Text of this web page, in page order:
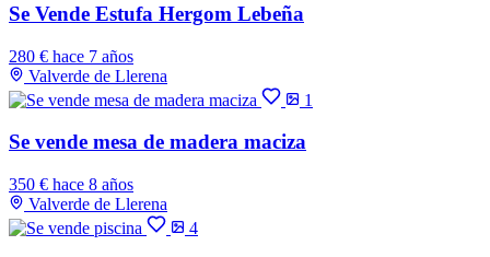
Se Vende Estufa Hergom Lebeña
280 € hace 7 años
Valverde de Llerena
1
Se vende mesa de madera maciza
350 € hace 8 años
Valverde de Llerena
4